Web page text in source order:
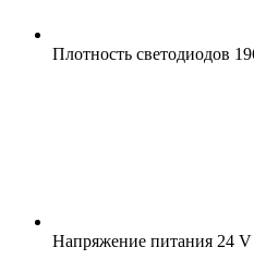
Плотность светодиодов
Напряжение питания 24 V